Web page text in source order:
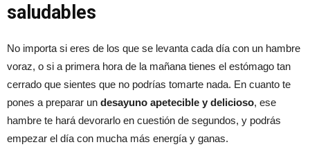
saludables
No importa si eres de los que se levanta cada día con un hambre
voraz, o si a primera hora de la mañana tienes el estómago tan
cerrado que sientes que no podrías tomarte nada. En cuanto te
pones a preparar un desayuno apetecible y delicioso, ese
hambre te hará devorarlo en cuestión de segundos, y podrás
empezar el día con mucha más energía y ganas.